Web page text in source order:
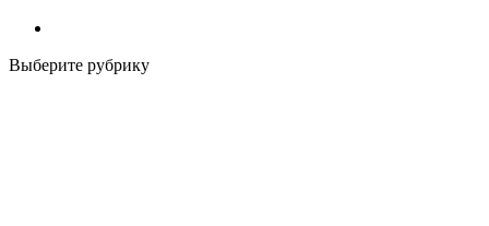
Выберите рубрику